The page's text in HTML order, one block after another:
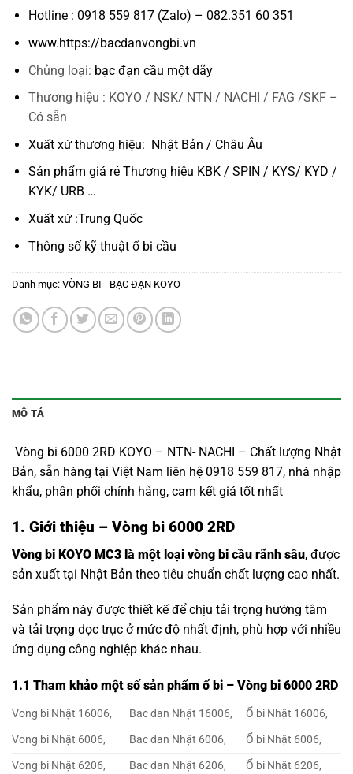
Hotline : 0918 559 817 (Zalo) – 082.351 60 351
www.https://bacdanvongbi.vn
Chủng loại: bạc đạn cầu một dãy
Thương hiệu : KOYO / NSK/ NTN / NACHI / FAG /SKF –
Có sẵn
Xuất xứ thương hiệu: Nhật Bản / Châu Âu
Sản phẩm giá rẻ Thương hiệu KBK / SPIN / KYS/ KYD /
KYK/ URB …
Xuất xứ :Trung Quốc
Thông số kỹ thuậtổ bi cầu
Danh mục: VÒNG BI - BẠC ĐẠN KOYO
MÔ TẢ
Vòng bi 6000 2RD KOYO – NTN- NACHI – Chất lượng Nhật
Bản, sẵn hàng tại Việt Nam liên hệ 0918 559 817, nhà nhập
khẩu, phân phối chính hãng, cam kết giá tốt nhất
1. Giới thiệu – Vòng bi 6000 2RD
Vòng bi KOYO MC3 là một loại vòng bi cầu rãnh sâu, được
sản xuất tại Nhật Bản theo tiêu chuẩn chất lượng cao nhất.
Sản phẩm này được thiết kế để chịu tải trọng hướng tâm
và tải trọng dọc trục ở mức độ nhất định, phù hợp với nhiều
ứng dụng công nghiệp khác nhau.
1.1 Tham khảo một số sản phẩm ổ bi – Vòng bi 6000 2RD
Vong bi Nhật 16006, Bac dan Nhật 16006,
Ổ bi Nhật 16006,
Vong bi Nhật 6006,
Bac dan Nhật 6006,
Ổ bi Nhật 6006,
Vong bi Nhật 6206,
Bac dan Nhật 6206,
Ổ bi Nhật 6206,